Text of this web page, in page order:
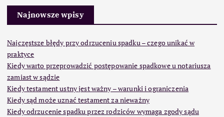
Najnowsze wpisy
Najczęstsze błędy przy odrzuceniu spadku – czego unikać w
praktyce
Kiedy warto przeprowadzić postępowanie spadkowe u notariusza
zamiast w sądzie
Kiedy testament ustny jest ważny – warunki i ograniczenia
Kiedy sąd może uznać testament za nieważny
Kiedy odrzucenie spadku przez rodziców wymaga zgody sądu